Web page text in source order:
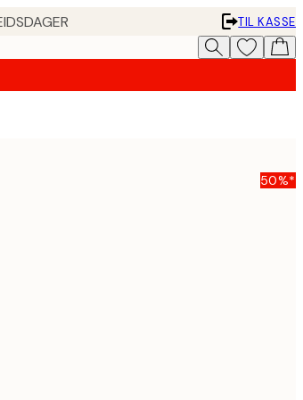
TIL KASSE
50%*